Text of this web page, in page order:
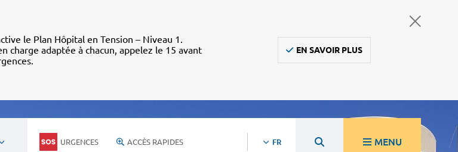
le Plan Hôpital en Tension – Niveau 1.
charge adaptée à chacun, appelez le 15 avant
EN SAVOIR PLUS
URGENCES ACCÈS RAPIDES FR MENU